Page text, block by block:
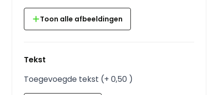
Toon alle afbeeldingen
Tekst
Toegevoegde tekst (+ 0,50 )